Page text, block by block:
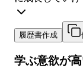
履歴書作成
学ぶ意欲が